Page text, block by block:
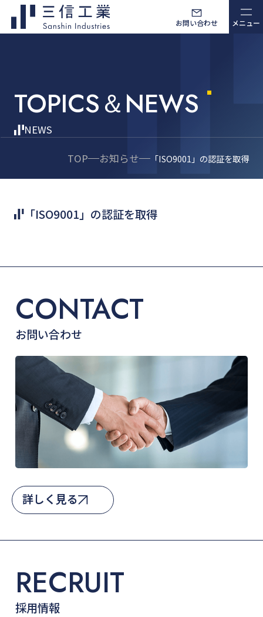
お問い合わせ メニュー
TOPICS＆NEWS
NEWS
TOP お知らせ 「ISO9001」の認証を取得
「ISO9001」の認証を取得
CONTACT
お問い合わせ
詳しく見る
RECRUIT
採用情報